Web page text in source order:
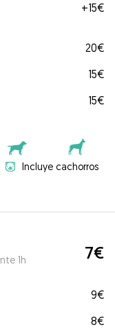
+15€
20€
15€
15€
Incluye cachorros
1h 7€
9€
8€